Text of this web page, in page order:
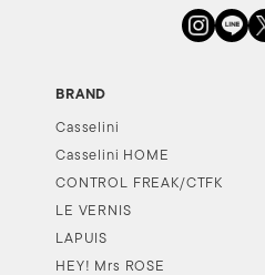
BRAND
Casselini
Casselini HOME
CONTROL FREAK/CTFK
LE VERNIS
LAPUIS
HEY! Mrs ROSE